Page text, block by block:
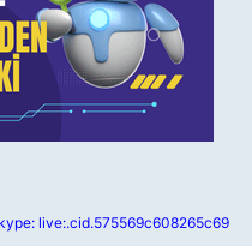
live:.cid.575569c608265c69